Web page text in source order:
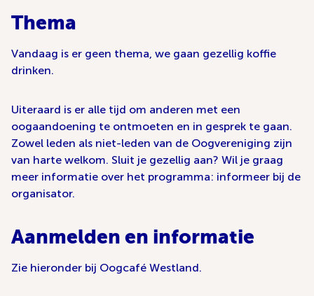
Thema
Vandaag is er geen thema, we gaan gezellig koffie
drinken.
Uiteraard is er alle tijd om anderen met een
oogaandoening te ontmoeten en in gesprek te gaan.
Zowel leden als niet-leden van de Oogvereniging zijn
van harte welkom. Sluit je gezellig aan? Wil je graag
meer informatie over het programma: informeer bij de
organisator.
Aanmelden en informatie
Zie hieronder bij Oogcafé Westland.